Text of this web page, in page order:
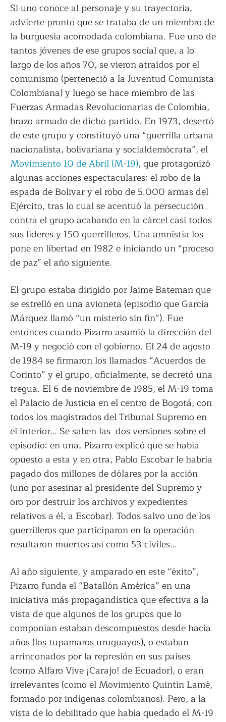
Si uno conoce al personaje y su trayectoria,
advierte pronto que se trataba de un miembro de
la burguesía acomodada colombiana. Fue uno de
tantos jóvenes de ese grupos social que, a lo
largo de los años 70, se vieron atraídos por el
comunismo (perteneció a la Juventud Comunista
Colombiana) y luego se hace miembro de las
Fuerzas Armadas Revolucionarias de Colombia,
brazo armado de dicho partido. En 1973, desertó
de este grupo y constituyó una “guerrilla urbana
nacionalista, bolivariana y socialdemócrata”, el
Movimiento 10 de Abril (M-19), que protagonizó
algunas acciones espectaculares: el robo de la
espada de Bolivar y el robo de 5.000 armas del
Ejército, tras lo cual se acentuó la persecución
contra el grupo acabando en la cárcel casi todos
sus líderes y 150 guerrilleros. Una amnistía los
pone en libertad en 1982 e iniciando un “proceso
de paz” el año siguiente.
El grupo estaba dirigido por Jaime Bateman que
se estrelló en una avioneta (episodio que García
Márquez llamó “un misterio sin fin”). Fue
entonces cuando Pizarro asumió la dirección del
M-19 y negoció con el gobierno. El 24 de agosto
de 1984 se firmaron los llamados “Acuerdos de
Corinto” y el grupo, oficialmente, se decretó una
tregua. El 6 de noviembre de 1985, el M-19 toma
el Palacio de Justicia en el centro de Bogotá, con
todos los magistrados del Tribunal Supremo en
el interior… Se saben las dos versiones sobre el
episodio: en una, Pizarro explicó que se había
opuesto a esta y en otra, Pablo Escobar le habría
pagado dos millones de dólares por la acción
(uno por asesinar al presidente del Supremo y
oro por destruir los archivos y expedientes
relativos a él, a Escobar). Todos salvo uno de los
guerrilleros que participaron en la operación
resultaron muertos así como 53 civiles…
Al año siguiente, y amparado en este “éxito”,
Pizarro funda el “Batallón América” en una
iniciativa más propagandística que efectiva a la
vista de que algunos de los grupos que lo
componían estaban descompuestos desde hacía
años (los tupamaros uruguayos), o estaban
arrinconados por la represión en sus países
(como Alfaro Vive ¡Carajo! de Ecuador), o eran
irrelevantes (como el Movimiento Quintín Lamé,
formado por indígenas colombianos). Pero, a la
vista de lo debilitado que había quedado el M-19